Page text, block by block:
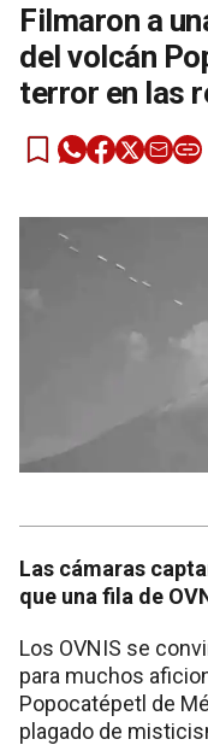
Filmaron a
del volcán
terror en las
Las cámaras
que una fila de
Los OVNIS se
para muchos
Popocatépetl de
plagado de